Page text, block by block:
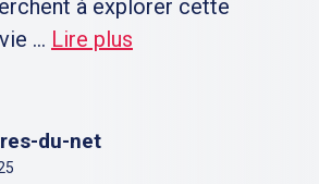
à explorer cette
... Lire plus
du-net